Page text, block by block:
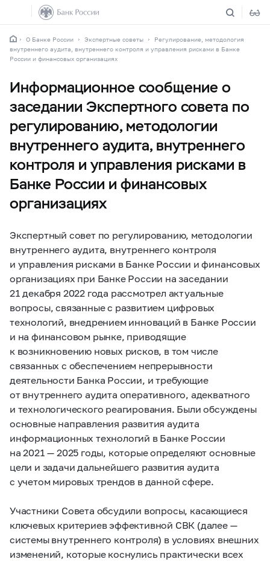
О Банке России Экспертные советы
Регулирование, методология
внутреннего аудита, внутреннего контроля и управления рисками в Банке
России и финансовых организациях
Информационное сообщение о
заседании Экспертного совета по
регулированию, методологии
внутреннего аудита, внутреннего
контроля и управления рисками в
Банке России и финансовых
организациях
Экспертный совет по регулированию, методологии
внутреннего аудита, внутреннего контроля
и управления рисками в Банке России и финансовых
организациях при Банке России на заседании
21 декабря 2022 года рассмотрел актуальные
вопросы, связанные с развитием цифровых
технологий, внедрением инноваций в Банке России
и на финансовом рынке, приводящие
к возникновению новых рисков, в том числе
связанных с обеспечением непрерывности
деятельности Банка России, и требующие
от внутреннего аудита оперативного, адекватного
и технологического реагирования. Были обсуждены
основные направления развития аудита
информационных технологий в Банке России
на 2021 — 2025 годы, которые определяют основные
цели и задачи дальнейшего развития аудита
с учетом мировых трендов в данной сфере.
Участники Совета обсудили вопросы, касающиеся
ключевых критериев эффективной СВК (далее —
системы внутреннего контроля) в условиях внешних
изменений, которые коснулись практически всех